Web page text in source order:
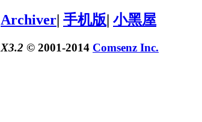
Archiver 手机版 小黑屋
X3.2 © 2001-2014 Comsenz Inc.